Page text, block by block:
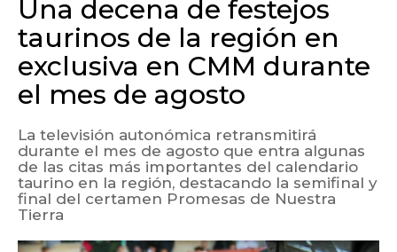
Una decena de festejos
taurinos de la región en
exclusiva en CMM durante
el mes de agosto
La televisión autonómica retransmitirá
durante el mes de agosto que entra algunas
de las citas más importantes del calendario
taurino en la región, destacando la semifinal y
final del certamen Promesas de Nuestra
Tierra